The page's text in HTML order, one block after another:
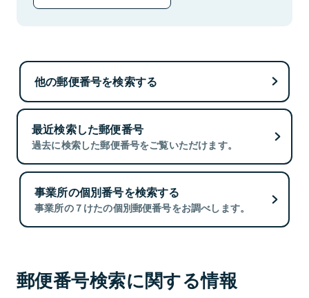
他の郵便番号を検索する
最近検索した郵便番号
過去に検索した郵便番号をご覧いただけます。
事業所の個別番号を検索する
事業所の７けたの個別郵便番号をお調べします。
郵便番号検索に関する情報